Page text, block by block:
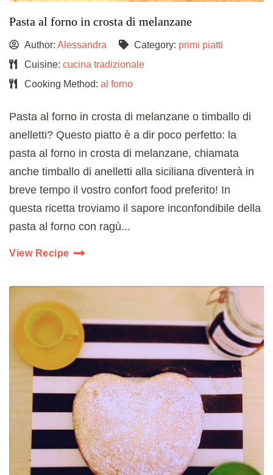
Pasta al forno in crosta di melanzane
Author: Alessandra Category: primi piatti
Cuisine: cucina tradizionale
Cooking Method: al forno
Pasta al forno in crosta di melanzane o timballo di
anelletti? Questo piatto è a dir poco perfetto: la
pasta al forno in crosta di melanzane, chiamata
anche timballo di anelletti alla siciliana diventerà in
breve tempo il vostro confort food preferito! In
questa ricetta troviamo il sapore inconfondibile della
pasta al forno con ragù...
View Recipe